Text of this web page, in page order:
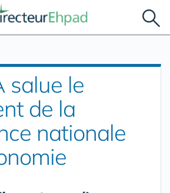
salue le
de la
nationale
cookies